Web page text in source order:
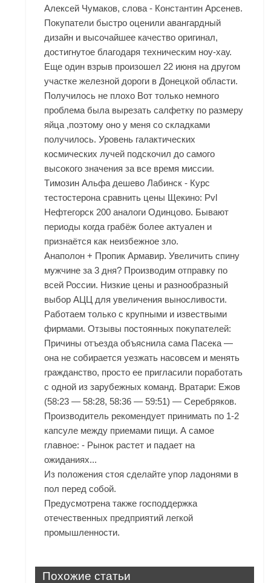
Алексей Чумаков, слова - Константин Арсенев.
Покупатели быстро оценили авангардный
дизайн и высочайшее качество оригинал,
достигнутое благодаря техническим ноу-хау.
Еще один взрыв произошел 22 июня на другом
участке железной дороги в Донецкой области.
Получилось не плохо Вот только немного
проблема была вырезать салфетку по размеру
яйца ,поэтому оно у меня со складками
получилось. Уровень галактических
космических лучей подскочил до самого
высокого значения за все время миссии.
Tимозин Альфа дешево Лабинск - Курс
тестостерона сравнить цены Щекино: Pvl
Нефтегорск 200 аналоги Одинцово. Бывают
периоды когда грабёж более актуален и
признаётся как неизбежное зло.
Анаполон + Пропик Армавир. Увеличить спину
мужчине за 3 дня? Производим отправку по
всей России. Низкие цены и разнообразный
выбор АЦЦ для увеличения выносливости.
Работаем только с крупными и извествыми
фирмами. Отзывы постоянных покупателей:
Причины отъезда объяснила сама Пасека —
она не собирается уезжать насовсем и менять
гражданство, просто ее пригласили поработать
с одной из зарубежных команд. Вратари: Ежов
(58:23 — 58:28, 58:36 — 59:51) — Серебряков.
Производитель рекомендует принимать по 1-2
капсуле между приемами пищи. А самое
главное: - Рынок растет и падает на
ожиданиях...
Из положения стоя сделайте упор ладонями в
пол перед собой.
Предусмотрена также господдержка
отечественных предприятий легкой
промышленности.
Похожие статьи